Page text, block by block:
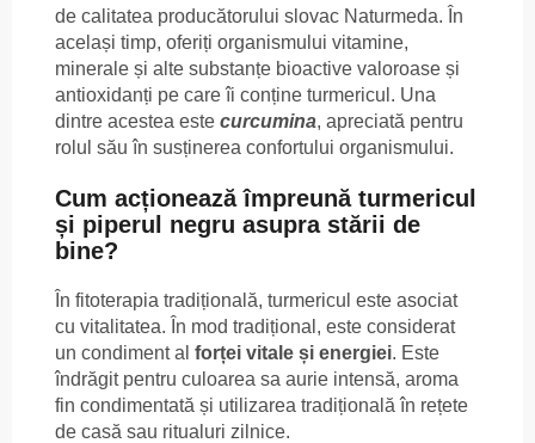
de calitatea producătorului slovac Naturmeda. În
același timp, oferiți organismului vitamine,
minerale și alte substanțe bioactive valoroase și
antioxidanți pe care îi conține turmericul. Una
dintre acestea este curcumina, apreciată pentru
rolul său în susținerea confortului organismului.
Cum acționează împreună turmericul
și piperul negru asupra stării de
bine?
În fitoterapia tradițională, turmericul este asociat
cu vitalitatea. În mod tradițional, este considerat
un condiment al forței vitale și energiei. Este
îndrăgit pentru culoarea sa aurie intensă, aroma
fin condimentată și utilizarea tradițională în rețete
de casă sau ritualuri zilnice.